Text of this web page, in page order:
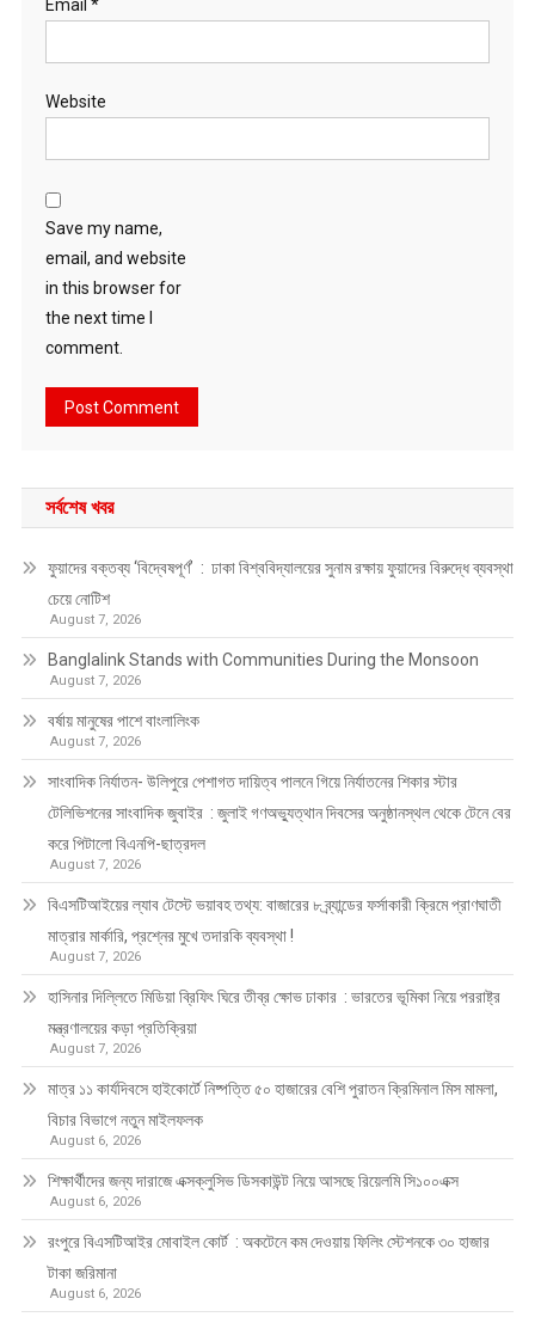
Email *
Website
Save my name,
email, and website
in this browser for
the next time I
comment.
সর্বশেষ খবর
ফুয়াদের বক্তব্য ‘বিদ্বেষপূর্ণ’ : ঢাকা বিশ্ববিদ্যালয়ের সুনাম রক্ষায় ফুয়াদের বিরুদ্ধে ব্যবস্থা
চেয়ে নোটিশ
August 7, 2026
Banglalink Stands with Communities During the Monsoon
August 7, 2026
বর্ষায় মানুষের পাশে বাংলালিংক
August 7, 2026
সাংবাদিক নির্যাতন- উলিপুরে পেশাগত দায়িত্ব পালনে গিয়ে নির্যাতনের শিকার স্টার
টেলিভিশনের সাংবাদিক জুবাইর : জুলাই গণঅভ্যুত্থান দিবসের অনুষ্ঠানস্থল থেকে টেনে বের
করে পিটালো বিএনপি-ছাত্রদল
August 7, 2026
বিএসটিআইয়ের ল্যাব টেস্টে ভয়াবহ তথ্য: বাজারের ৮ ব্র্যান্ডের ফর্সাকারী ক্রিমে প্রাণঘাতী
মাত্রার মার্কারি, প্রশ্নের মুখে তদারকি ব্যবস্থা !
August 7, 2026
হাসিনার দিল্লিতে মিডিয়া ব্রিফিং ঘিরে তীব্র ক্ষোভ ঢাকার : ভারতের ভূমিকা নিয়ে পররাষ্ট্র
মন্ত্রণালয়ের কড়া প্রতিক্রিয়া
August 7, 2026
মাত্র ১১ কার্যদিবসে হাইকোর্টে নিষ্পত্তি ৫০ হাজারের বেশি পুরাতন ক্রিমিনাল মিস মামলা,
বিচার বিভাগে নতুন মাইলফলক
August 6, 2026
শিক্ষার্থীদের জন্য দারাজে এক্সক্লুসিভ ডিসকাউন্ট নিয়ে আসছে রিয়েলমি সি১০০এক্স
August 6, 2026
রংপুরে বিএসটিআইর মোবাইল কোর্ট : অকটেনে কম দেওয়ায় ফিলিং স্টেশনকে ৩০ হাজার
টাকা জরিমানা
August 6, 2026